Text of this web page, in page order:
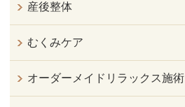
産後整体
むくみケア
オーダーメイドリラックス施術